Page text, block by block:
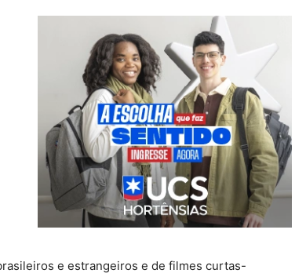
e estrangeiros e de filmes curtas-